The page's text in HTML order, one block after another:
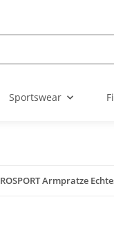
Sportswear
ROSPORT Armpratze